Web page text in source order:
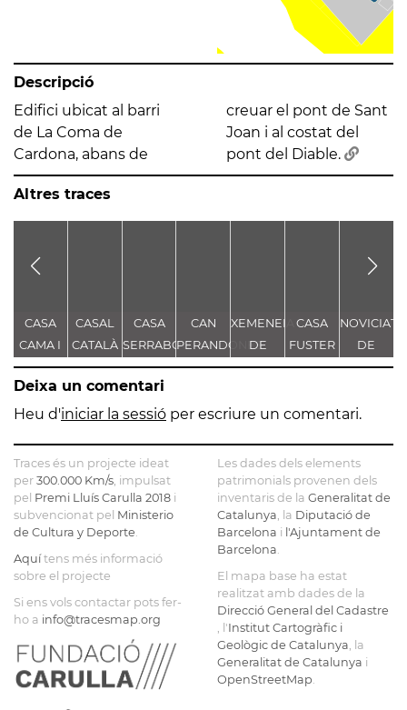
Descripció
Edifici ubicat al barri
de La Coma de
Cardona, abans de
creuar el pont de Sant
Joan i al costat del
pont del Diable.
Altres traces
CASA
CAMA I
ESCURRA
CASAL
CATALÀ
CASA
SERRABOU
CAN
PERANDONES
- CASA
FARJAS
XEMENEIA
DE
L'ANTIGA
C.E.L.O.
CASA
FUSTER
NOVICIAT
DE
NOSTRA
DE LA
Deixa un comentari
Heu d'iniciar la sessió per escriure un comentari.
Traces és un projecte ideat
per 300.000 Km/s , impulsat
pel Premi Lluís Carulla 2018 i
subvencionat pel Ministerio
de Cultura y Deporte
Aquítens més informació
sobre el projecte
Si ens vols contactar pots fer-
ho a info@tracesmap.org
Les dades dels elements
patrimonials provenen dels
inventaris de la Generalitat de
Catalunya , la Diputació de
Barcelona i l'Ajuntament de
Barcelona
El mapa base ha estat
realitzat amb dades de la
Direcció General del Cadastre
, l'Institut Cartogràfic i
Geològic de Catalunya , la
Generalitat de Catalunya i
OpenStreetMap